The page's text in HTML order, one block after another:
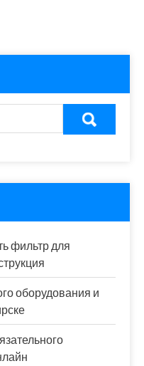
фильтр для
оборудования и